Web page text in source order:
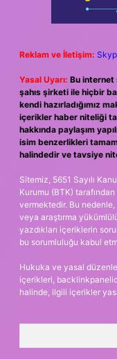
Reklam ve İletişim:
Yasal Uyarı: Bu internet
şahıs şirketi ile hiçbir
kendi hazırladığımız
içerikler haber niteliği
hakkında paylaşım
isim benzerlikleri
halindedir ve tavsiye
Sitemiz, 5651 Sayılı
Kurumu (BTK)
vermektedir. Bu
veya araştırma
yazdıkları içeriklerin
bu sorumluluğu kabul
Hukuka ve yasal
içerikleri,
halinde, ilgili içerikler